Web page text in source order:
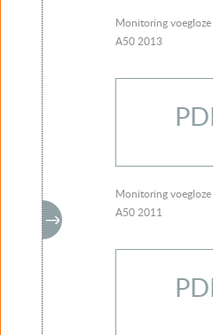
Monitoring voegloze
A50 2013
Monitoring voegloze
A50 2011